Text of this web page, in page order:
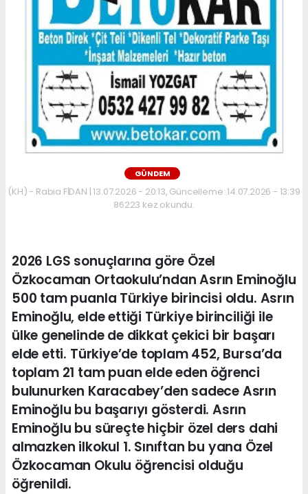
GÜNDEM
(KH) - Rabia FİDAN | 13.07.2026 - 20:13, Güncelleme: 14.07.2026 - 13:39
86223 kez okundu.
2026 LGS sonuçlarına göre Özel
Özkocaman Ortaokulu’ndan Asrın Eminoğlu
500 tam puanla Türkiye birincisi oldu. Asrın
Eminoğlu, elde ettiği Türkiye birinciliği ile
ülke genelinde de dikkat çekici bir başarı
elde etti. Türkiye’de toplam 452, Bursa’da
toplam 21 tam puan elde eden öğrenci
bulunurken Karacabey’den sadece Asrın
Eminoğlu bu başarıyı gösterdi. Asrın
Eminoğlu bu süreçte hiçbir özel ders dahi
almazken ilkokul 1. Sınıftan bu yana Özel
Özkocaman Okulu öğrencisi olduğu
öğrenildi.